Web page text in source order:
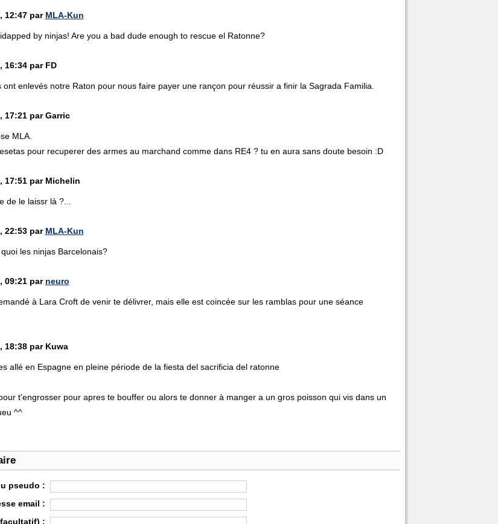
12:47 par MLA-Kun
by ninjas! Are you a bad dude enough to rescue el Ratonne?
16:34 par FD
ont enlevés notre Raton pour nous faire payer une rançon pour réussir a finir la Sagrada Familia.
17:21 par Garric
MLA.
pour recuperer des armes au marchand comme dans RE4 ? tu en aura sans doute besoin :D
17:51 par Michelin
de le laissr là ?...
22:53 par MLA-Kun
les ninjas Barcelonais?
09:21 par neuro
à Lara Croft de venir te délivrer, mais elle est coincée sur les ramblas pour une séance
18:38 par Kuwa
allé en Espagne en pleine période de la fiesta del sacrificia del ratonne
t'engrosser pour apres te bouffer ou alors te donner à manger a un gros poisson qui vis dans un
^^
pseudo :
email :
web (facultatif) :